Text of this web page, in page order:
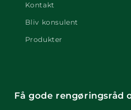
Kontakt
Bliv konsulent
Produkter
Få gode rengøringsråd